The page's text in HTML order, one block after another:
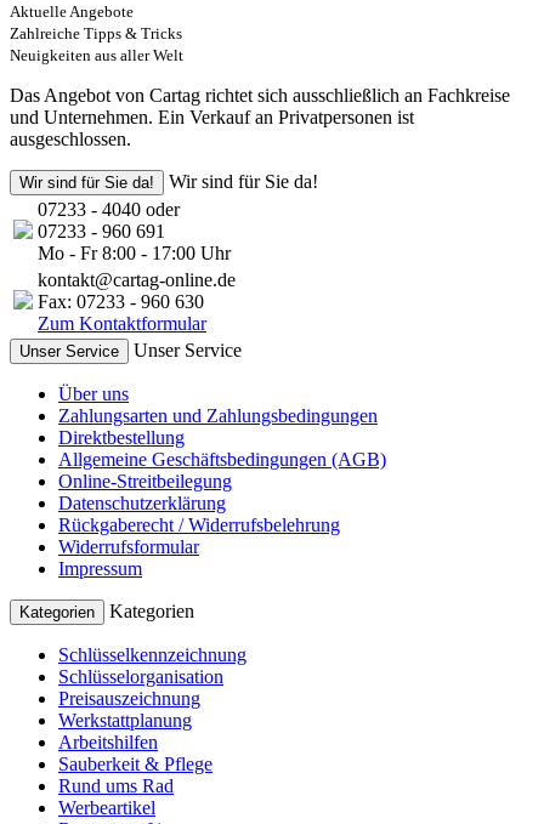
Aktuelle Angebote
Zahlreiche Tipps & Tricks
Neuigkeiten aus aller Welt
Das Angebot von Cartag richtet sich ausschließlich an Fachkreise
und Unternehmen. Ein Verkauf an Privatpersonen ist
ausgeschlossen.
Wir sind für Sie da!
Wir sind für Sie da!
07233 - 4040 oder
07233 - 960 691
Mo - Fr 8:00 - 17:00 Uhr
kontakt@cartag-online.de
Fax: 07233 - 960 630
Zum Kontaktformular
Unser Service Unser Service
Über uns
Zahlungsarten und Zahlungsbedingungen
Direktbestellung
Allgemeine Geschäftsbedingungen (AGB)
Online-Streitbeilegung
Datenschutzerklärung
Rückgaberecht / Widerrufsbelehrung
Widerrufsformular
Impressum
Kategorien Kategorien
Schlüsselkennzeichnung
Schlüsselorganisation
Preisauszeichnung
Werkstattplanung
Arbeitshilfen
Sauberkeit & Pflege
Rund ums Rad
Werbeartikel